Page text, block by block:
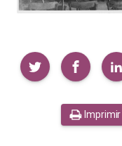
Compartir
Imprimir